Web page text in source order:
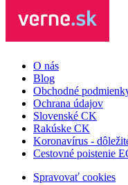
O nás
Blog
Obchodné
Ochrana údajov
Slovenské CK
Rakúske CK
Koronavírus -
Cestovné poistenie
Spravovať cookies